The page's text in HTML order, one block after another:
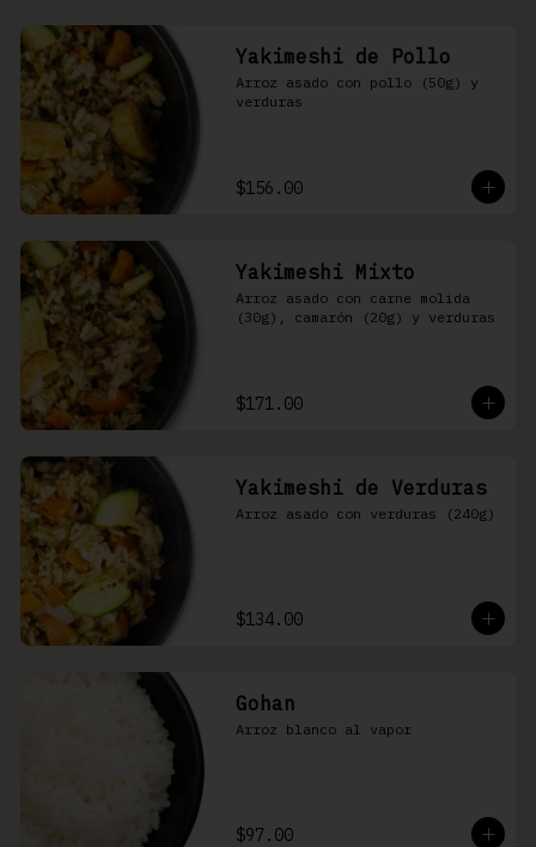
Yakimeshi de Pollo
Arroz asado con pollo (50g) y
verduras
$156.00
Yakimeshi Mixto
Arroz asado con carne molida
(30g), camarón (20g) y verduras
$171.00
Yakimeshi de Verduras
Arroz asado con verduras (240g)
$134.00
Gohan
Arroz blanco al vapor
$97.00